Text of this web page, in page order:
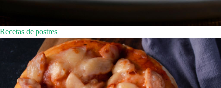
Recetas de postres